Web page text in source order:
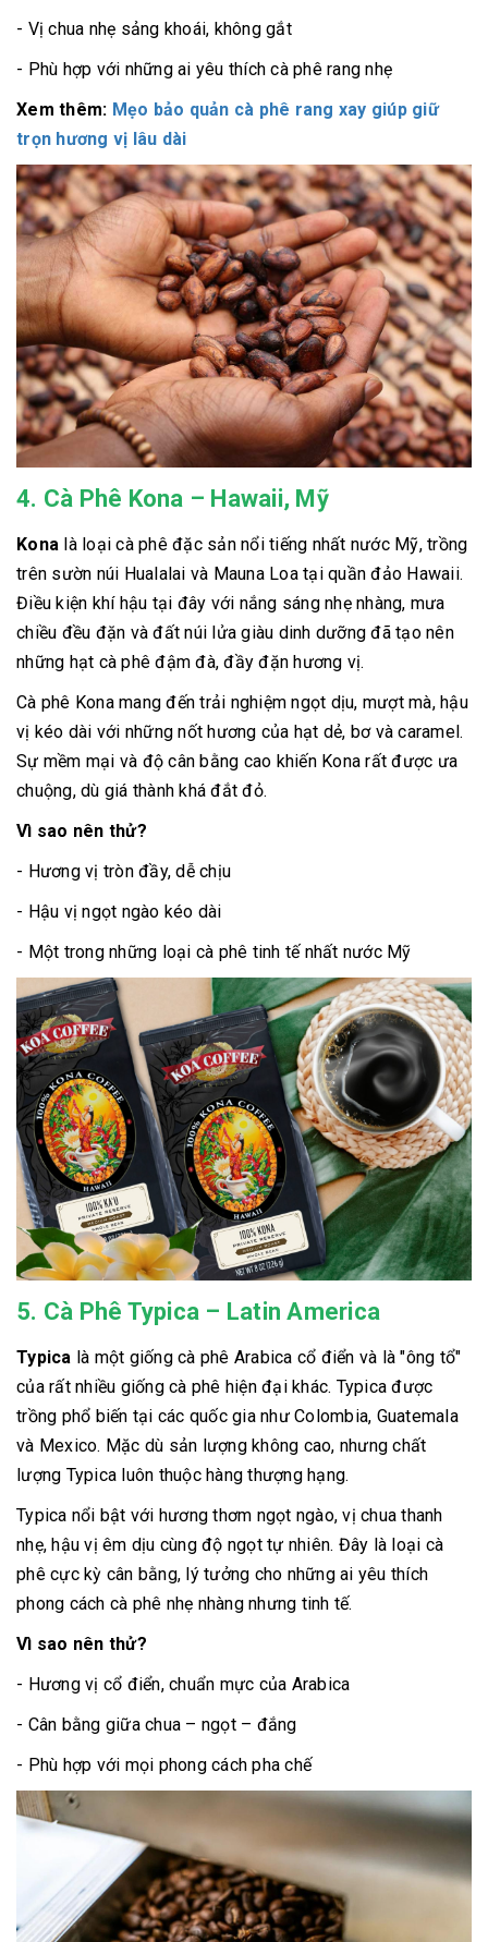
- Vị chua nhẹ sảng khoái, không gắt
- Phù hợp với những ai yêu thích cà phê rang nhẹ
Xem thêm: Mẹo bảo quản cà phê rang xay giúp giữ
trọn hương vị lâu dài
4. Cà Phê Kona – Hawaii, Mỹ
Kona là loại cà phê đặc sản nổi tiếng nhất nước Mỹ, trồng
trên sườn núi Hualalai và Mauna Loa tại quần đảo Hawaii.
Điều kiện khí hậu tại đây với nắng sáng nhẹ nhàng, mưa
chiều đều đặn và đất núi lửa giàu dinh dưỡng đã tạo nên
những hạt cà phê đậm đà, đầy đặn hương vị.
Cà phê Kona mang đến trải nghiệm ngọt dịu, mượt mà, hậu
vị kéo dài với những nốt hương của hạt dẻ, bơ và caramel.
Sự mềm mại và độ cân bằng cao khiến Kona rất được ưa
chuộng, dù giá thành khá đắt đỏ.
Vì sao nên thử?
- Hương vị tròn đầy, dễ chịu
- Hậu vị ngọt ngào kéo dài
- Một trong những loại cà phê tinh tế nhất nước Mỹ
5. Cà Phê Typica – Latin America
Typica là một giống cà phê Arabica cổ điển và là "ông tổ"
của rất nhiều giống cà phê hiện đại khác. Typica được
trồng phổ biến tại các quốc gia như Colombia, Guatemala
và Mexico. Mặc dù sản lượng không cao, nhưng chất
lượng Typica luôn thuộc hàng thượng hạng.
Typica nổi bật với hương thơm ngọt ngào, vị chua thanh
nhẹ, hậu vị êm dịu cùng độ ngọt tự nhiên. Đây là loại cà
phê cực kỳ cân bằng, lý tưởng cho những ai yêu thích
phong cách cà phê nhẹ nhàng nhưng tinh tế.
Vì sao nên thử?
- Hương vị cổ điển, chuẩn mực của Arabica
- Cân bằng giữa chua – ngọt – đắng
- Phù hợp với mọi phong cách pha chế